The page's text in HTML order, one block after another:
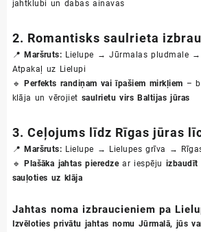
jahtklubi un dabas ainavas
2. Romantisks saulrieta
📍Maršruts: Lielupe → Jūrmalas pludmale
Atpakaļ uz Lielupi
🔹Perfekts randiņam vai īpašiem mirkļiem –
klāja un vērojiet saulrietu virs Baltijas jūras
3. Ceļojums līdz Rīgas jūras
📍Maršruts: Lielupe → Lielupes grīva →
🔹Plašāka jahtas pieredzear iespēju izbaudīt
sauļoties uz klāja
Jahtas noma izbraucieniem pa
Izvēloties privātu jahtas nomu Jūrmalā, jūs